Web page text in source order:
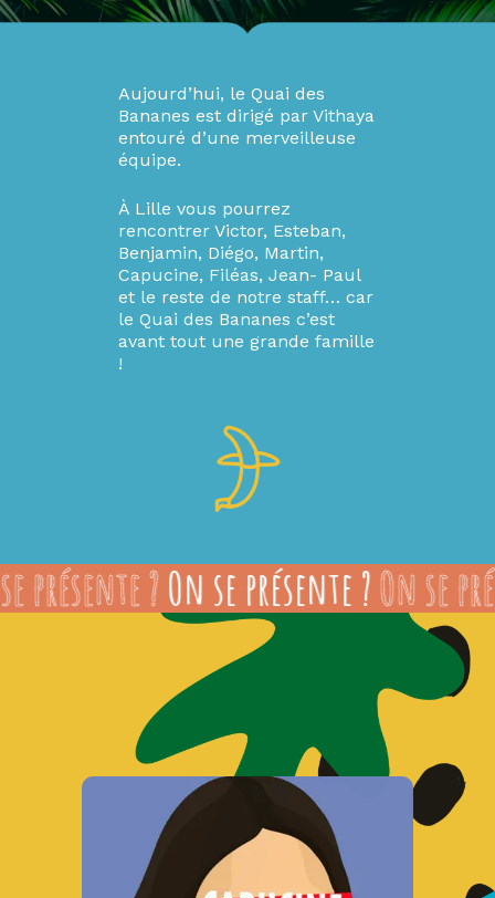
Aujourd’hui, le Quai des
Bananes est dirigé par Vithaya
entouré d’une merveilleuse
équipe.
À Lille vous pourrez
rencontrer Victor, Esteban,
Benjamin, Diégo, Martin,
Capucine, Filéas, Jean- Paul
et le reste de notre staff… car
le Quai des Bananes c’est
avant tout une grande famille
!
présente ? On se présente ?On se